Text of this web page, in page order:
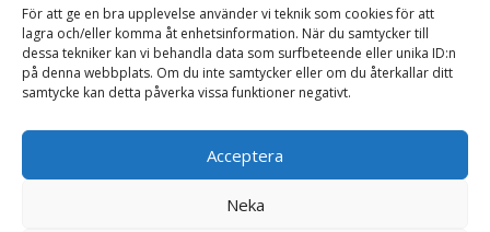
För att ge en bra upplevelse använder vi teknik som cookies för att
lagra och/eller komma åt enhetsinformation. När du samtycker till
dessa tekniker kan vi behandla data som surfbeteende eller unika ID:n
på denna webbplats. Om du inte samtycker eller om du återkallar ditt
samtycke kan detta påverka vissa funktioner negativt.
Acceptera
Neka
Hamnkontoret
Telefon: 031-93 10 13
Mobil: 0706-31 68 80
